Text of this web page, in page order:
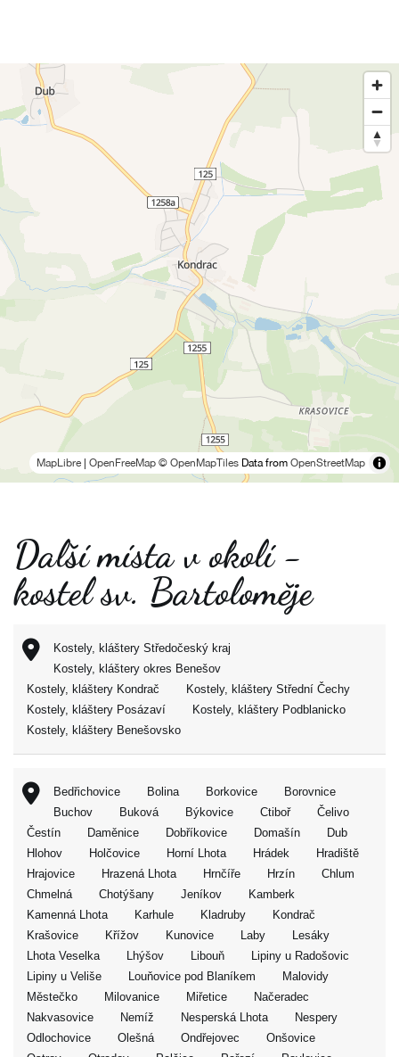
MapLibre OpenFreeMap © OpenMapTiles Data from OpenStreetMap
Další místa v okolí -
kostel sv. Bartoloměje
Kostely, kláštery Středočeský kraj
Kostely, kláštery okres Benešov
Kostely, kláštery Kondrač
Kostely, kláštery Střední Čechy
Kostely, kláštery Posázaví
Kostely, kláštery Podblanicko
Kostely, kláštery Benešovsko
Bedřichovice Bolina Borkovice
Borovnice
Buchov
Buková Býkovice Ctiboř
Čelivo
Čestín
Daměnice Dobříkovice Domašín
Dub
Hlohov
Holčovice Horní Lhota Hrádek
Hradiště
Hrajovice
Hrazená Lhota Hrnčíře Hrzín
Chlum
Chmelná
Chotýšany Jeníkov
Kamberk
Kamenná Lhota
Karhule Kladruby
Kondrač
Krašovice
Křížov Kunovice Laby
Lesáky
Lhota Veselka
Lhýšov Libouň
Lipiny u Radošovic
Lipiny u Veliše
Louňovice pod Blaníkem
Malovidy
Městečko
Milovanice Miřetice
Načeradec
Nakvasovice
Nemíž Nesperská Lhota
Nespery
Odlochovice
Olešná Ondřejovec
Onšovice